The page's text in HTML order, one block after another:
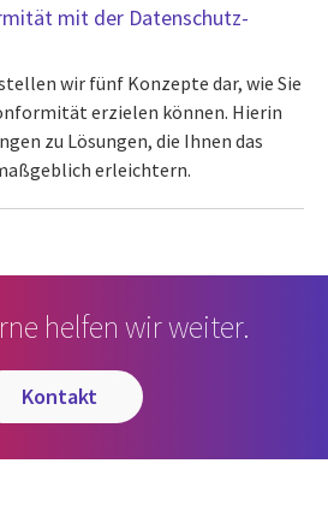
mit der Datenschutz-
wir fünf Konzepte dar, wie Sie
erzielen können. Hierin
zu Lösungen, die Ihnen das
erleichtern.
helfen wir weiter.
kontakt